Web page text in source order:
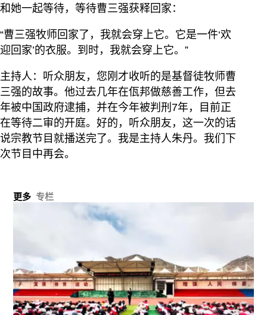
和她一起等待，等待曹三强获释回家：
“曹三强牧师回家了，我就会穿上它。它是一件‘欢
迎回家’的衣服。到时，我就会穿上它。”
主持人：听众朋友，您刚才收听的是基督徒牧师曹
三强的故事。他过去几年在佤邦做慈善工作，但去
年被中国政府逮捕，并在今年被判刑7年，目前正
在等待二审的开庭。好的，听众朋友，这一次的话
说宗教节目就播送完了。我是主持人朱丹。我们下
次节目中再会。
更多 专栏